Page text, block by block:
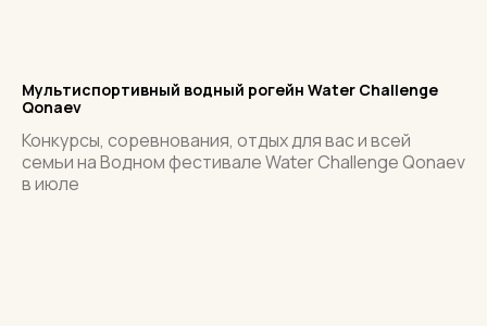
Мультиспортивный водный рогейн Water Challenge
Qonaev
Конкурсы, соревнования, отдых для вас и всей
семьи на Водном фестивале Water Challenge Qonaev
в июле